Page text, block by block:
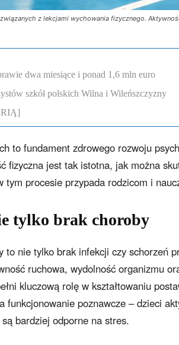
z lekcjami wychowania fizycznego.
dwa miesiące i ponad 1,6 mln euro
szkół polskich Wilna i Wileńszczyzny
to fundament zdrowego rozwoju
fizyczna jest tak istotna, jak można
tym procesie przypada rodzicom i
tylko brak choroby
to nie tylko brak infekcji czy schorzeń
ruchowa, wydolność organizmu
kluczową rolę w kształtowaniu
funkcjonowanie poznawcze – dzieci
bardziej odporne na stres.